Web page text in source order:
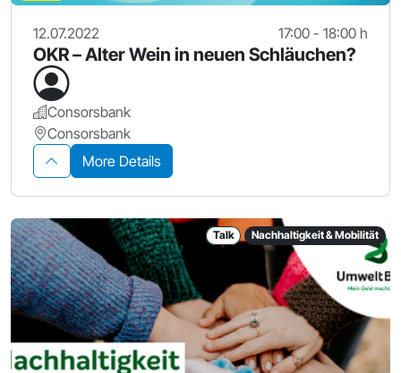
12.07.2022 17:00 - 18:00 h
OKR – Alter Wein in neuen Schläuchen?
Consorsbank
Consorsbank
More Details
Talk Nachhaltigkeit & Mobilität